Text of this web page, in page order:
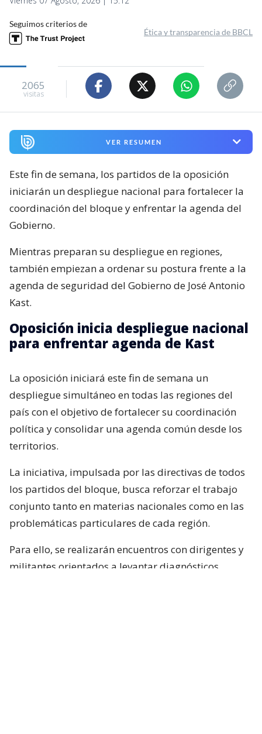
Seguimos criterios de
Ética y transparencia de BBCL
2065
visitas
VER RESUMEN
Este fin de semana, los partidos de la oposición
iniciarán un despliegue nacional para fortalecer la
coordinación del bloque y enfrentar la agenda del
Gobierno.
Mientras preparan su despliegue en regiones,
también empiezan a ordenar su postura frente a la
agenda de seguridad del Gobierno de José Antonio
Kast.
Oposición inicia despliegue nacional
para enfrentar agenda de Kast
La oposición iniciará este fin de semana un
despliegue simultáneo en todas las regiones del
país con el objetivo de fortalecer su coordinación
política y consolidar una agenda común desde los
territorios.
La iniciativa, impulsada por las directivas de todos
los partidos del bloque, busca reforzar el trabajo
conjunto tanto en materias nacionales como en las
problemáticas particulares de cada región.
Para ello, se realizarán encuentros con dirigentes y
militantes orientados a levantar diagnósticos